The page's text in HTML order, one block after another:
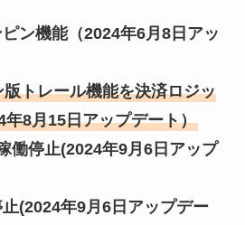
ン機能（2024年6月8日アッ
トレール機能を決済ロジッ
8月15日アップデート）
働停止(2024年9月6日アップ
(2024年9月6日アップデー